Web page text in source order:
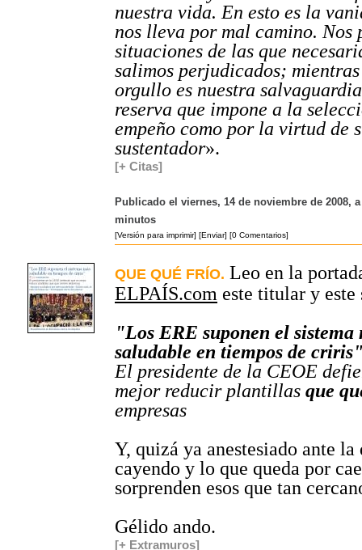
nuestra vida. En esto es la
nos lleva por mal camino. Nos
situaciones de las que
salimos perjudicados;
orgullo es nuestra
reserva que impone a la
empeño como por la virtud de
sustentador».
[+ Citas]
Publicado el viernes, 14 de noviembre de 2008,
minutos
[Versión para imprimir] [Enviar] [0 Comentarios]
QUE QUÉ FRÍO. Leo en la
ELPAÍS.com este titular y
"Los ERE suponen el sistema
saludable en tiempos de
El presidente de la CEOE
mejor reducir plantillas que
empresas
Y, quizá ya anestesiado ante la
cayendo y lo que queda por
sorprenden esos que tan
Gélido ando.
[+ Extramuros]